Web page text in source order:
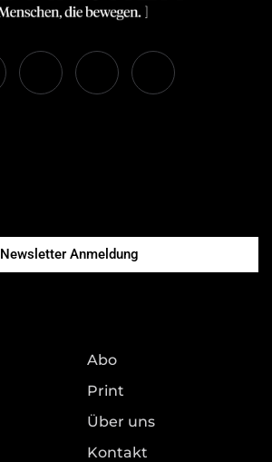
Newsletter Anmeldung
Abo
Print
Über uns
Kontakt